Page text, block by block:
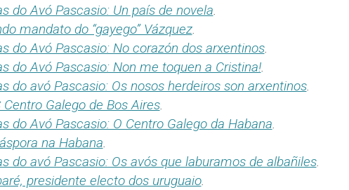
do Avó Pascasio: Un país de novela.
mandato do “gayego” Vázquez.
do Avó Pascasio: No corazón dos arxentinos.
do Avó Pascasio: Non me toquen a Cristina!.
do avó Pascasio: Os nosos herdeiros son arxentinos.
Centro Galego de Bos Aires.
do Avó Pascasio: O Centro Galego da Habana.
na Habana.
do avó Pascasio: Os avós que laburamos de albañiles.
presidente electo dos uruguaio.